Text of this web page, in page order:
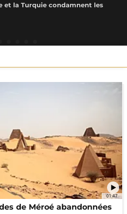
et la Turquie condamnent les
01:47
de Méroé abandonnées